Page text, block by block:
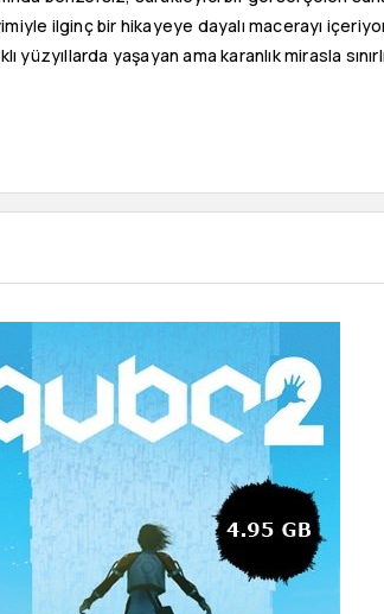
ilginç bir hikayeye dayalı macerayı
yüzyıllarda yaşayan ama karanlık mirasla